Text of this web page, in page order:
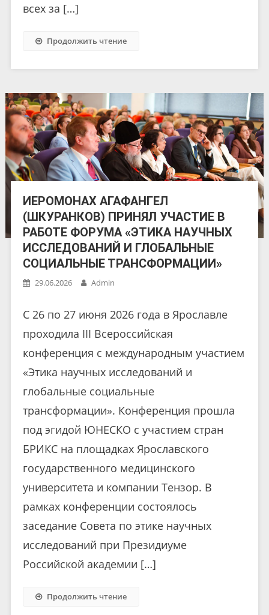
всех за […]
Продолжить чтение
ИЕРОМОНАХ АГАФАНГЕЛ
(ШКУРАНКОВ) ПРИНЯЛ УЧАСТИЕ В
РАБОТЕ ФОРУМА «ЭТИКА НАУЧНЫХ
ИССЛЕДОВАНИЙ И ГЛОБАЛЬНЫЕ
СОЦИАЛЬНЫЕ ТРАНСФОРМАЦИИ»
29.06.2026 Admin
С 26 по 27 июня 2026 года в Ярославле
проходила III Всероссийская
конференция с международным участием
«Этика научных исследований и
глобальные социальные
трансформации». Конференция прошла
под эгидой ЮНЕСКО с участием стран
БРИКС на площадках Ярославского
государственного медицинского
университета и компании Тензор. В
рамках конференции состоялось
заседание Совета по этике научных
исследований при Президиуме
Российской академии […]
Продолжить чтение